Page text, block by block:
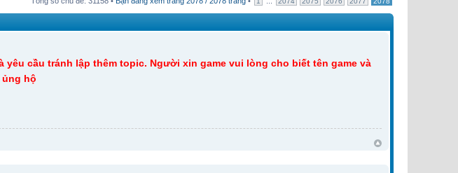
cầu tránh lập thêm topic. Người xin game vui lòng cho biết tên game và
hộ